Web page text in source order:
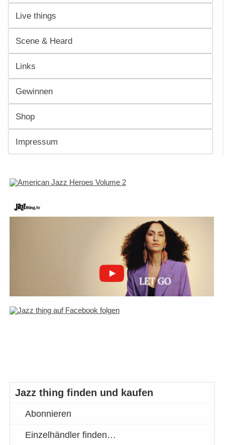
Live things
Scene & Heard
Links
Gewinnen
Shop
Impressum
Jazz thing finden und kaufen
Abonnieren
Einzelhändler finden…